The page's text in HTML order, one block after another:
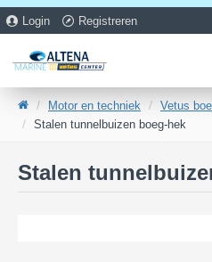
Login Registreren
Motor en techniek
Vetus
Stalen tunnelbuizen boeg-hek
Stalen